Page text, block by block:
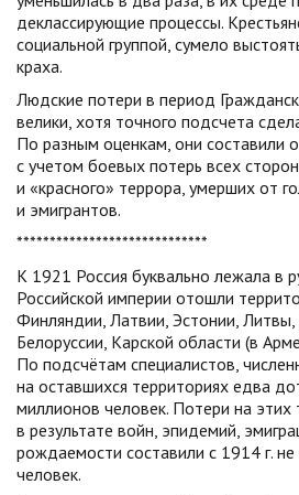
деклассирующие процессы.
социальной группой, сумело
краха.
Людские потери в период
велики, хотя точного подсчета
По разным оценкам, они составили
с учетом боевых потерь всех
и «красного» террора, умерших от
и эмигрантов.
*****************************
К 1921 Россия буквально лежала в
Российской империи отошли
Финляндии, Латвии, Эстонии,
Белоруссии, Карской области (в
По подсчётам специалистов,
на оставшихся территориях едва
миллионов человек. Потери на этих
в результате войн, эпидемий,
рождаемости составили с 1914 г.
человек.